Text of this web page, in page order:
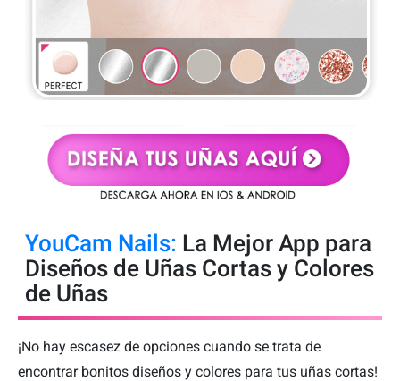
YouCam Nails: La Mejor App para
Diseños de Uñas Cortas y Colores
de Uñas
¡No hay escasez de opciones cuando se trata de
encontrar bonitos diseños y colores para tus uñas cortas!